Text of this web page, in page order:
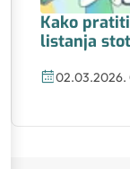
Kako
listanja
02.03.2026.